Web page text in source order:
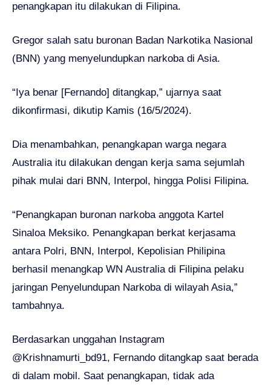
penangkapan itu dilakukan di Filipina.
Gregor salah satu buronan Badan Narkotika Nasional
(BNN) yang menyelundupkan narkoba di Asia.
“Iya benar [Fernando] ditangkap,” ujarnya saat
dikonfirmasi, dikutip Kamis (16/5/2024).
Dia menambahkan, penangkapan warga negara
Australia itu dilakukan dengan kerja sama sejumlah
pihak mulai dari BNN, Interpol, hingga Polisi Filipina.
“Penangkapan buronan narkoba anggota Kartel
Sinaloa Meksiko. Penangkapan berkat kerjasama
antara Polri, BNN, Interpol, Kepolisian Philipina
berhasil menangkap WN Australia di Filipina pelaku
jaringan Penyelundupan Narkoba di wilayah Asia,”
tambahnya.
Berdasarkan unggahan Instagram
@Krishnamurti_bd91, Fernando ditangkap saat berada
di dalam mobil. Saat penangkapan, tidak ada